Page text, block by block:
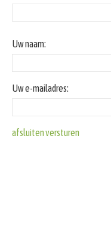
Uw naam:
Uw e-mailadres:
afsluitenversturen